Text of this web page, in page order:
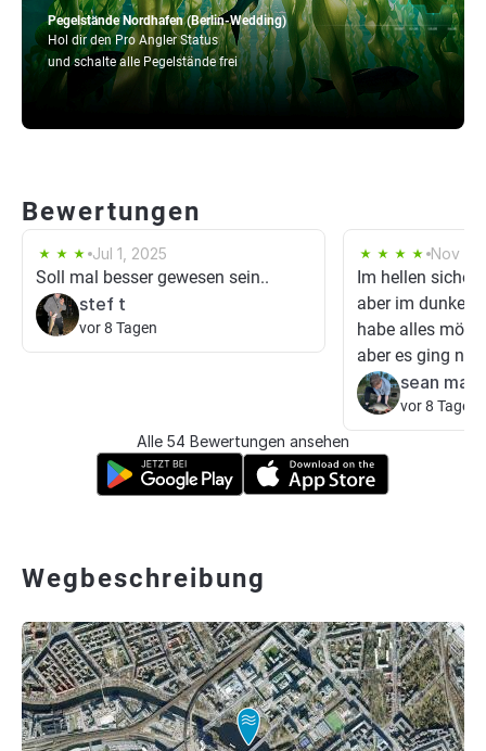
Pegelstände Nordhafen (Berlin-Wedding)
Hol dir den Pro Angler Status
und schalte alle Pegelstände frei
Bewertungen
Jul 1, 2025
Soll mal besser gewesen sein..
stef t
vor 8 Tagen
Nov
Im hellen
aber im dunkeln
habe alles
aber es ging
sean
vor 8 Tagen
Alle 54 Bewertungen ansehen
Wegbeschreibung